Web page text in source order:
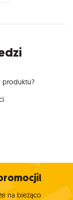
produktu?
na bieżąco